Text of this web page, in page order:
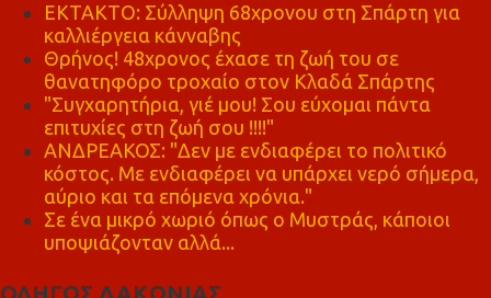
ΕΚΤΑΚΤΟ: Σύλληψη 68χρονου στη Σπάρτη για
καλλιέργεια κάνναβης
Θρήνος! 48χρονος έχασε τη ζωή του σε
θανατηφόρο τροχαίο στον Κλαδά Σπάρτης
"Συγχαρητήρια, γιέ μου! Σου εύχομαι πάντα
επιτυχίες στη ζωή σου !!!!"
ΑΝΔΡΕΑΚΟΣ: "Δεν με ενδιαφέρει το πολιτικό
κόστος. Με ενδιαφέρει να υπάρχει νερό σήμερα,
αύριο και τα επόμενα χρόνια."
Σε ένα μικρό χωριό όπως ο Μυστράς, κάποιοι
υποψιάζονταν αλλά...